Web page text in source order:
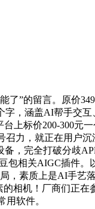
”的留言。原价
，涵盖AI帮手交
上标价200-300元
力，就正在用户
，完全打破分歧
相关AIGC插件。
，素质上是AI手艺
相机！厂商们正在
软件。